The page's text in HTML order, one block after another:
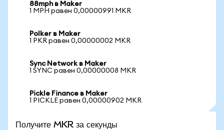
88mph в Maker
1 MPH равен 0,00000991 MKR
Polker в Maker
1 PKR равен 0,00000002 MKR
Sync Network в Maker
1 SYNC равен 0,00000008 MKR
Pickle Finance в Maker
1 PICKLE равен 0,00000902 MKR
Получите MKR за секунды